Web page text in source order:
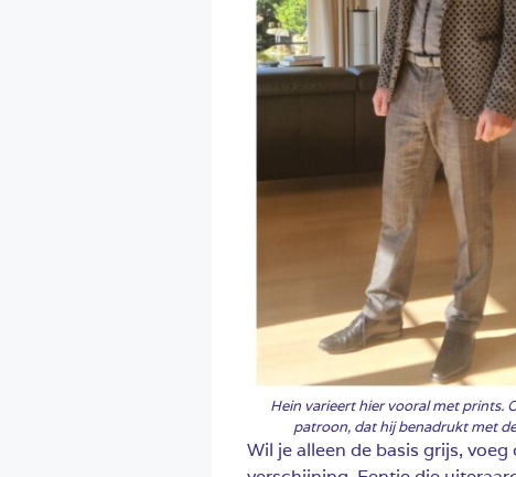
Hein varieert hier vooral met prints.
patroon, dat hij benadrukt met
Wil je alleen de basis grijs,